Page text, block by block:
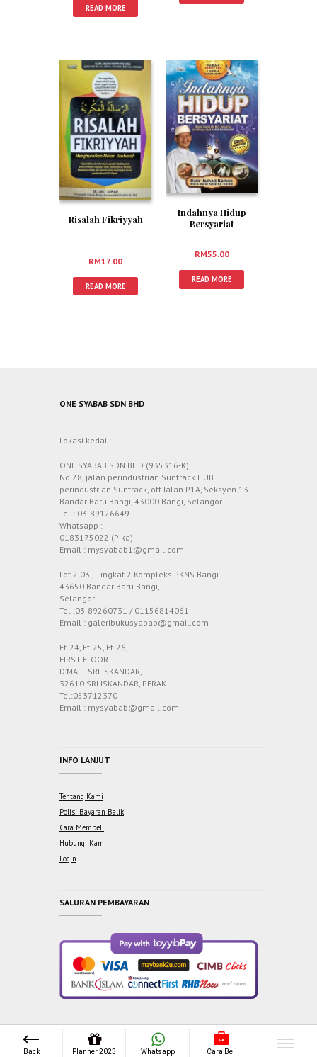
READ MORE
Risalah Fikriyyah
RM17.00
READ MORE
Indahnya Hidup
Bersyariat
RM55.00
READ MORE
ONE SYABAB SDN BHD
Lokasi kedai :
ONE SYABAB SDN BHD (935316-K)
No 28, jalan perindustrian Suntrack HUB
perindustrian Suntrack, off Jalan P1A, Seksyen 13
Bandar Baru Bangi, 43000 Bangi, Selangor
Tel : 03-89126649
Whatsapp :
0183175022 (Pika)
Email : mysyabab1@gmail.com
Lot 2.03 , Tingkat 2 Kompleks PKNS Bangi
43650 Bandar Baru Bangi,
Selangor.
Tel :03-89260731 / 01156814061
Email : galeribukusyabab@gmail.com
Ff-24, Ff-25, Ff-26,
FIRST FLOOR
D’MALL SRI ISKANDAR,
32610 SRI ISKANDAR, PERAK.
Tel:053712370
Email : mysyabab@gmail.com
INFO LANJUT
Tentang Kami
Polisi Bayaran Balik
Cara Membeli
Hubungi Kami
Login
SALURAN PEMBAYARAN
Copyright © 2021 One Syabab Sdn Bhd